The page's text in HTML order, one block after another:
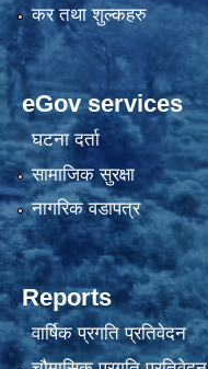
कर तथा शुल्कहरु
eGov services
घटना दर्ता
सामाजिक सुरक्षा
नागरिक वडापत्र
Reports
वार्षिक प्रगति प्रतिवेदन